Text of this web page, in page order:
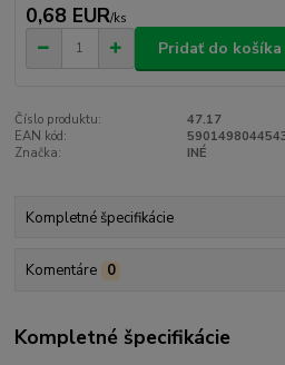
0,68 EUR/ks
Pridať do košíka
Číslo produktu:
47.17
EAN kód:
Značka:
INÉ
Kompletné špecifikácie
Komentáre 0
Kompletné špecifikácie